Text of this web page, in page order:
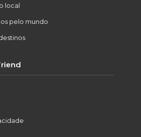
local
pelo mundo